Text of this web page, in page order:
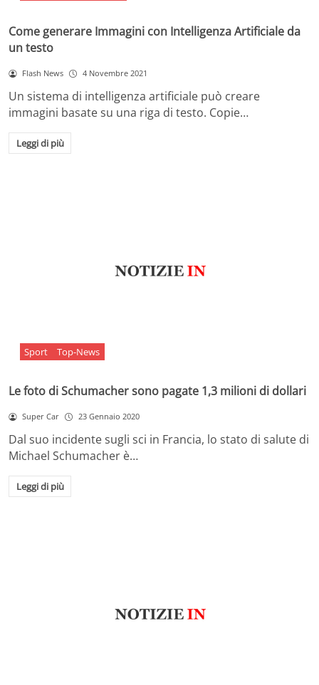
Come generare Immagini con Intelligenza Artificiale da
un testo
Flash News 4 Novembre 2021
Un sistema di intelligenza artificiale può creare
immagini basate su una riga di testo. Copie…
Leggi di più
Sport Top-News
Le foto di Schumacher sono pagate 1,3 milioni di dollari
Super Car 23 Gennaio 2020
Dal suo incidente sugli sci in Francia, lo stato di salute di
Michael Schumacher è…
Leggi di più